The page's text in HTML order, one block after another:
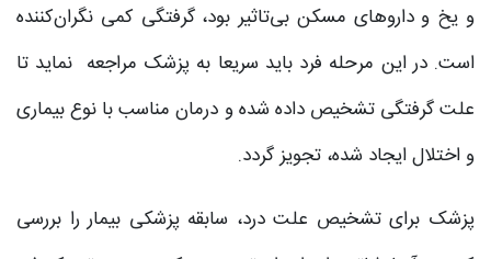
و یخ و داروهای مسکن بی‌تاثیر بود، گرفتگی کمی نگران‌کننده
است. در این مرحله فرد باید سریعا به پزشک مراجعه نماید تا
علت گرفتگی تشخیص داده شده و درمان مناسب با نوع بیماری
و اختلال ایجاد شده، تجویز گردد.
پزشک برای تشخیص علت درد، سابقه پزشکی بیمار را بررسی